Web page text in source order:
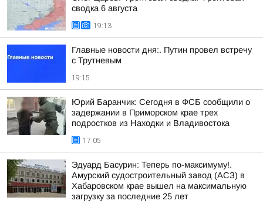
сводка 6 августа
19:13
Главные новости дня:. Путин провел встречу
с Трутневым
19:15
Юрий Баранчик: Сегодня в ФСБ сообщили о
задержании в Приморском крае трех
подростков из Находки и Владивостока
17:05
Эдуард Басурин: Теперь по-максимуму!.
Амурский судостроительный завод (АСЗ) в
Хабаровском крае вышел на максимальную
загрузку за последние 25 лет